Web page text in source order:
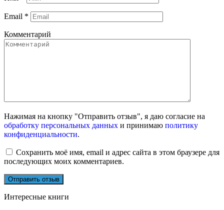
Email *
Комментарий
Нажимая на кнопку "Отправить отзыв", я даю согласие на
обработку персональных данных и принимаю политику
конфиденциальности.
Сохранить моё имя, email и адрес сайта в этом браузере для
последующих моих комментариев.
Интересные книги